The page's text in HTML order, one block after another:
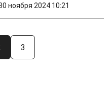
ноября 2024 10:21
3